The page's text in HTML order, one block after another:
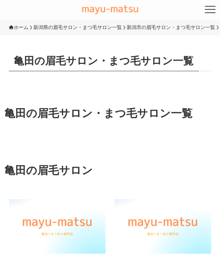
ホーム 新潟県の眉毛サロン・まつ毛サロン一覧 新潟市の眉毛サロン・まつ毛サロン一覧
亀田の眉毛サロン・まつ毛サロン一覧
亀田の眉毛サロン・まつ毛サロン一覧
亀田の眉毛サロン